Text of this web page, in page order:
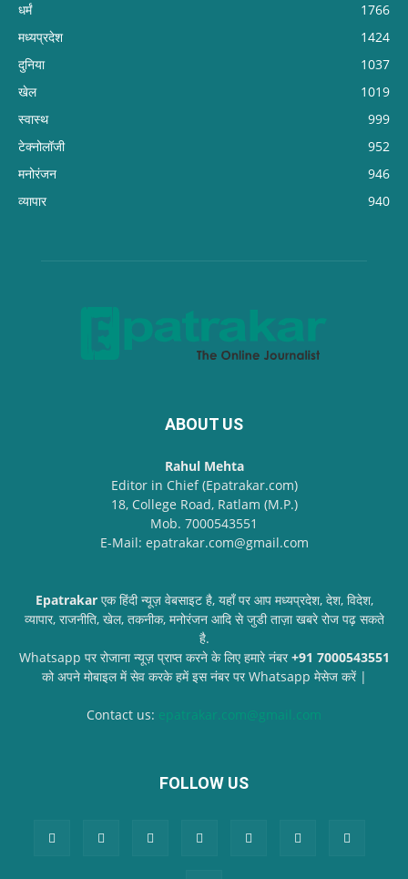
धर्मं
1766
मध्यप्रदेश
1424
दुनिया
1037
खेल
1019
स्वास्थ
999
टेक्नोलॉजी
952
मनोरंजन
946
व्यापार
940
ABOUT US
Rahul Mehta
Editor in Chief (Epatrakar.com)
18, College Road, Ratlam (M.P.)
Mob. 7000543551
E-Mail: epatrakar.com@gmail.com
Epatrakarएक हिंदी न्यूज़ वेबसाइट है, यहाँ पर आप मध्यप्रदेश, देश, विदेश,
व्यापार, राजनीति, खेल, तकनीक, मनोरंजन आदि से जुडी ताज़ा खबरे रोज पढ़ सकते
है.
Whatsapp पर रोजाना न्यूज़ प्राप्त करने के लिए हमारे नंबर+91 7000543551
को अपने मोबाइल में सेव करके हमें इस नंबर पर Whatsapp मेसेज करें |
Contact us: epatrakar.com@gmail.com
FOLLOW US